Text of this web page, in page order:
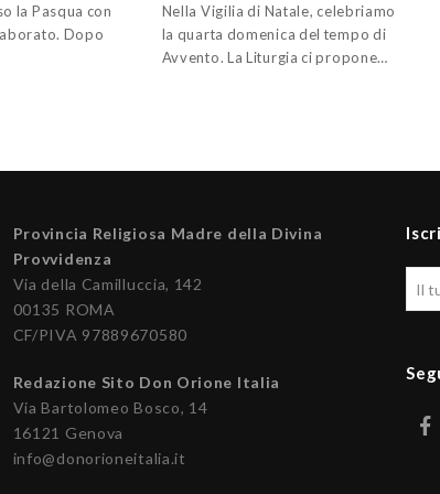
la Pasqua con
Dopo
Nella Vigilia di Natale, celebriamo
la quarta domenica del tempo di
Avvento. La Liturgia ci propone…
Provincia Religiosa Madre della Divina
Provvidenza
Via della Camilluccia, 142
00135 ROMA
CF/PIVA 97889670580
Redazione Sito Don Orione Italia
Via Bartolomeo Bosco, 14
16121 Genova
info@donorioneitalia.it